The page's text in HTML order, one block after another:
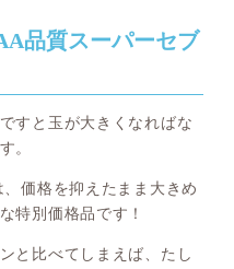
品質スーパーセブ
すと玉が大きくなればな
。
価格を抑えたまま大きめ
特別価格品です！
と比べてしまえば、たし